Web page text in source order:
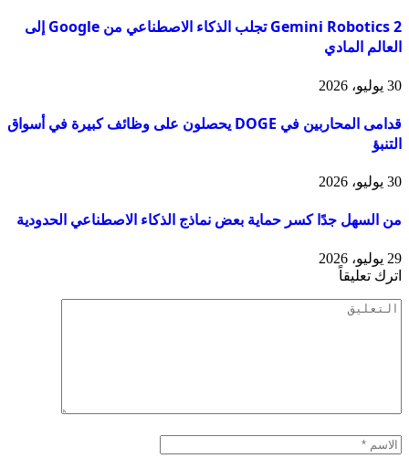
Gemini Robotics 2 تجلب الذكاء الاصطناعي من Google إلى
العالم المادي
30 يوليو، 2026
قدامى المحاربين في DOGE يحصلون على وظائف كبيرة في أسواق
التنبؤ
30 يوليو، 2026
من السهل جدًا كسر حماية بعض نماذج الذكاء الاصطناعي الحدودية
29 يوليو، 2026
اترك تعليقاً